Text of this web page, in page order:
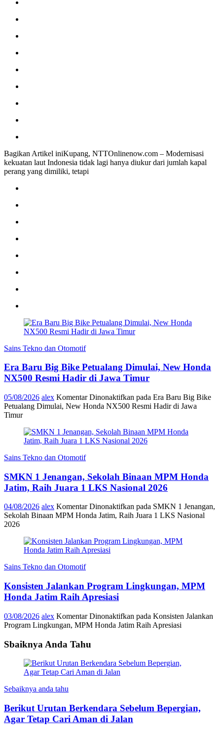
Bagikan Artikel iniKupang, NTTOnlinenow.com – Modernisasi
kekuatan laut Indonesia tidak lagi hanya diukur dari jumlah kapal
perang yang dimiliki, tetapi
Sains Tekno dan Otomotif
Era Baru Big Bike Petualang Dimulai, New Honda
NX500 Resmi Hadir di Jawa Timur
05/08/2026 alex Komentar Dinonaktifkan pada Era Baru Big Bike
Petualang Dimulai, New Honda NX500 Resmi Hadir di Jawa
Timur
Sains Tekno dan Otomotif
SMKN 1 Jenangan, Sekolah Binaan MPM Honda
Jatim, Raih Juara 1 LKS Nasional 2026
04/08/2026 alex Komentar Dinonaktifkan pada SMKN 1 Jenangan,
Sekolah Binaan MPM Honda Jatim, Raih Juara 1 LKS Nasional
2026
Sains Tekno dan Otomotif
Konsisten Jalankan Program Lingkungan, MPM
Honda Jatim Raih Apresiasi
03/08/2026 alex Komentar Dinonaktifkan pada Konsisten Jalankan
Program Lingkungan, MPM Honda Jatim Raih Apresiasi
Sbaiknya Anda Tahu
Sebaiknya anda tahu
Berikut Urutan Berkendara Sebelum Bepergian,
Agar Tetap Cari Aman di Jalan